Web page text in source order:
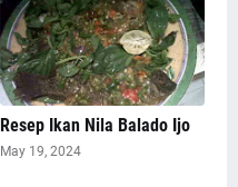
Resep Ikan Nila Balado Ijo
May 19, 2024